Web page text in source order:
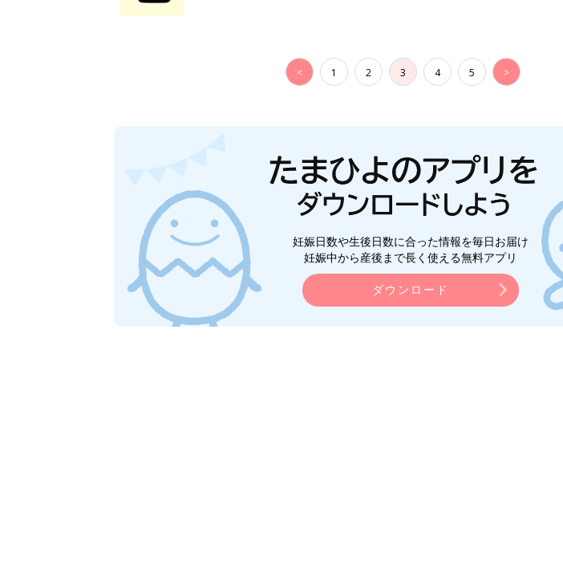
< 1 2 3 4 5 >
妊娠日数や生後日数に合った情報を毎日お届け
妊娠中から産後まで長く使える無料アプリ
ダウンロード